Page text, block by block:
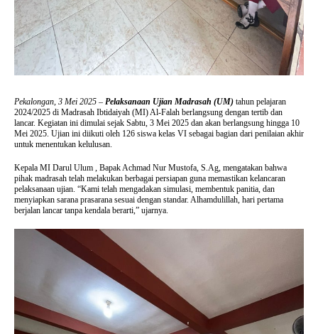
Pekalongan, 3 Mei 2025 – Pelaksanaan Ujian Madrasah (UM) tahun pelajaran
2024/2025 di Madrasah Ibtidaiyah (MI) Al-Falah berlangsung dengan tertib dan
lancar. Kegiatan ini dimulai sejak Sabtu, 3 Mei 2025 dan akan berlangsung hingga 10
Mei 2025. Ujian ini diikuti oleh 126 siswa kelas VI sebagai bagian dari penilaian akhir
untuk menentukan kelulusan.
Kepala MI Darul Ulum , Bapak Achmad Nur Mustofa, S.Ag, mengatakan bahwa
pihak madrasah telah melakukan berbagai persiapan guna memastikan kelancaran
pelaksanaan ujian. “Kami telah mengadakan simulasi, membentuk panitia, dan
menyiapkan sarana prasarana sesuai dengan standar. Alhamdulillah, hari pertama
berjalan lancar tanpa kendala berarti,” ujarnya.